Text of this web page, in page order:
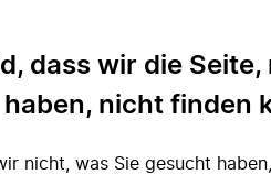
dass wir die
haben, nicht finden
nicht, was Sie gesucht